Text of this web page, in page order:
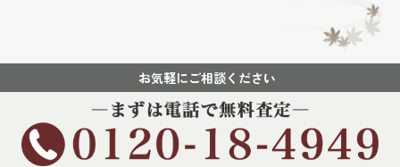
お気軽にご相談ください